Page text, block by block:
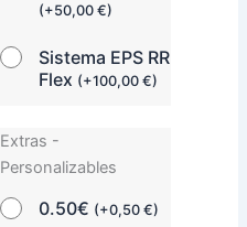
(+50,00€)
Sistema EPS RR
Flex (+100,00€)
Extras -
Personalizables
0.50€ (+0,50€)